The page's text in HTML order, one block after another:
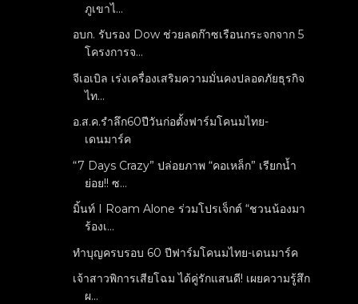
ภูเขาไ...
อบก. รับรอง Dow ช่วยลดก๊าซเรือนกระจกจาก 5
โครงการจ...
จีเอเบิล เร่งเครื่องเสริมความมั่นคงปลอดภัยธุรกิจ
ไท...
อ.ส.ค.รำลึก60ปีวันก่อตั้งฟาร์มโคนมไทย-
เดนมาร์ค
“7 Days Crazy” ปล่อยภาพ “คอเหล็ก” เรียกน้ำ
ย่อย!! ซ...
มิ้นท์ I Roam Alone ร่วมโปรเจ็กต์ “ชวนน้องมา
ร้องเ...
ทำบุญครบรอบ 60 ปีฟาร์มโคนมไทย-เดนมาร์ค
เจ้าสาวพิการเสียโฉม ได้คู่รักแสนดี! เผยความรู้สึก
ผ...